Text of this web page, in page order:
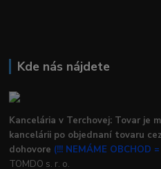
Kde nás nájdete
Kancelária v Terchovej: Tovar je
kancelárii po objednaní tovaru
dohovore (!!! NEMÁME OBCHOD
TOMDO s. r. o.